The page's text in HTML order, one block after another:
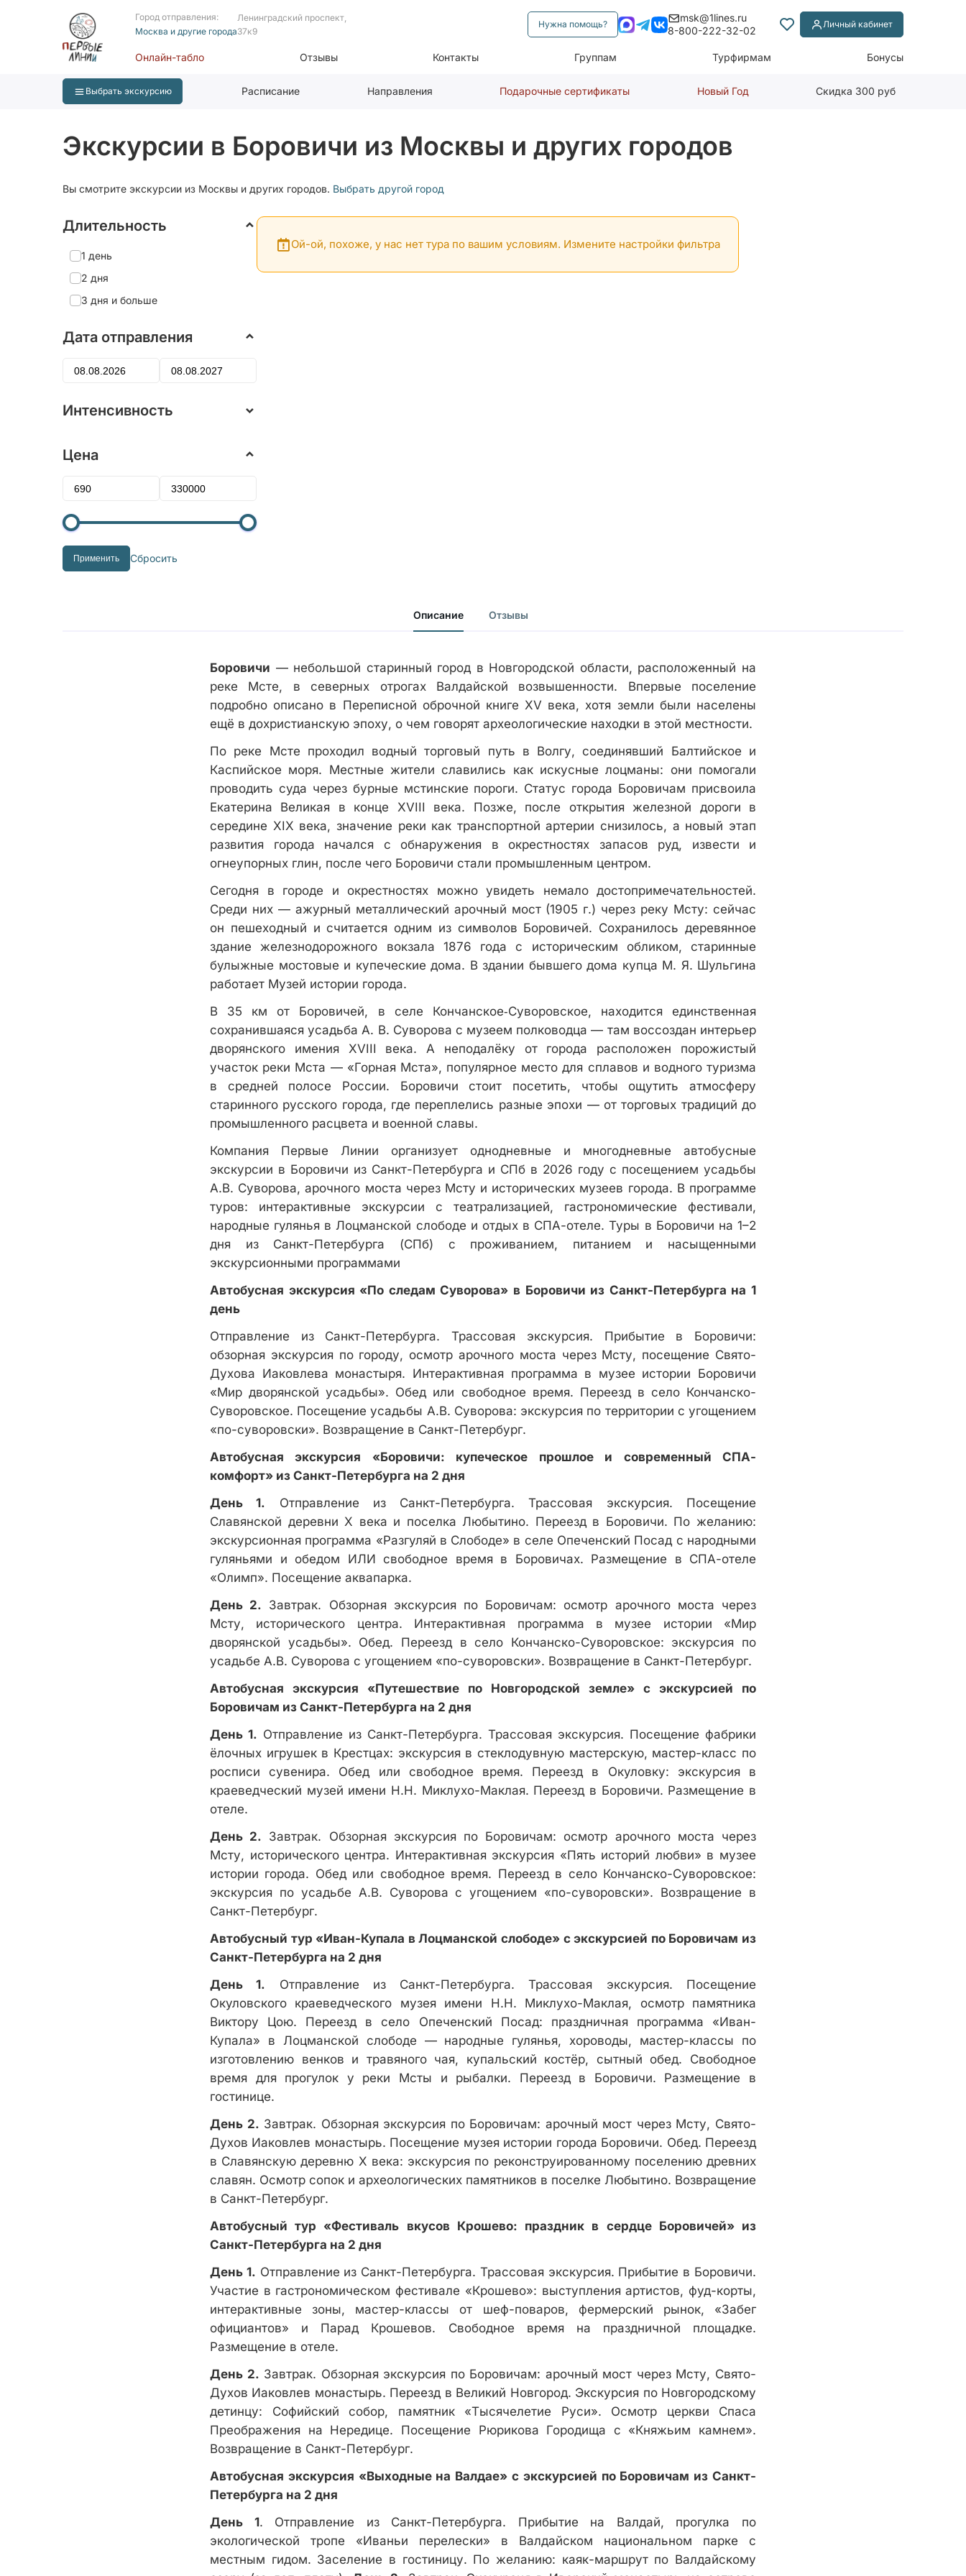
Город отправления:
Москва и другие города
Ленинградский проспект,
37к9
Нужна помощь?
msk@1lines.ru
8-800-222-32-02
Личный кабинет
Онлайн-табло Отзывы Контакты Группам Турфирмам Бонусы
Выбрать экскурсию Расписание Направления Подарочные сертификаты Новый Год Скидка 300 руб
Экскурсии в Боровичи из Москвы и других городов
Вы смотрите экскурсии из Москвы и других городов. Выбрать другой город
Длительность
1 день
2 дня
3 дня и больше
Дата отправления
Интенсивность
Цена
Применить Сбросить
Ой-ой, похоже, у нас нет тура по вашим условиям. Измените настройки фильтра
Описание Отзывы
Боровичи — небольшой старинный город в Новгородской области, расположенный на
реке Мсте, в северных отрогах Валдайской возвышенности. Впервые поселение
подробно описано в Переписной оброчной книге XV века, хотя земли были населены
ещё в дохристианскую эпоху, о чем говорят археологические находки в этой местности.
По реке Мсте проходил водный торговый путь в Волгу, соединявший Балтийское и
Каспийское моря. Местные жители славились как искусные лоцманы: они помогали
проводить суда через бурные мстинские пороги. Статус города Боровичам присвоила
Екатерина Великая в конце XVIII века. Позже, после открытия железной дороги в
середине XIX века, значение реки как транспортной артерии снизилось, а новый этап
развития города начался с обнаружения в окрестностях запасов руд, извести и
огнеупорных глин, после чего Боровичи стали промышленным центром.
Сегодня в городе и окрестностях можно увидеть немало достопримечательностей.
Среди них — ажурный металлический арочный мост (1905 г.) через реку Мсту: сейчас
он пешеходный и считается одним из символов Боровичей. Сохранилось деревянное
здание железнодорожного вокзала 1876 года с историческим обликом, старинные
булыжные мостовые и купеческие дома. В здании бывшего дома купца М. Я. Шульгина
работает Музей истории города.
В 35 км от Боровичей, в селе Кончанское‑Суворовское, находится единственная
сохранившаяся усадьба А. В. Суворова с музеем полководца — там воссоздан интерьер
дворянского имения XVIII века. А неподалёку от города расположен порожистый
участок реки Мста — «Горная Мста», популярное место для сплавов и водного туризма
в средней полосе России. Боровичи стоит посетить, чтобы ощутить атмосферу
старинного русского города, где переплелись разные эпохи — от торговых традиций до
промышленного расцвета и военной славы.
Компания Первые Линии организует однодневные и многодневные автобусные
экскурсии в Боровичи из Санкт-Петербурга и СПб в 2026 году с посещением усадьбы
А.В. Суворова, арочного моста через Мсту и исторических музеев города. В программе
туров: интерактивные экскурсии с театрализацией, гастрономические фестивали,
народные гулянья в Лоцманской слободе и отдых в СПА-отеле. Туры в Боровичи на 1–2
дня из Санкт-Петербурга (СПб) с проживанием, питанием и насыщенными
экскурсионными программами
Автобусная экскурсия «По следам Суворова» в Боровичи из Санкт-Петербурга на 1
день
Отправление из Санкт-Петербурга. Трассовая экскурсия. Прибытие в Боровичи:
обзорная экскурсия по городу, осмотр арочного моста через Мсту, посещение Свято-
Духова Иаковлева монастыря. Интерактивная программа в музее истории Боровичи
«Мир дворянской усадьбы». Обед или свободное время. Переезд в село Кончанско-
Суворовское. Посещение усадьбы А.В. Суворова: экскурсия по территории с угощением
«по-суворовски». Возвращение в Санкт-Петербург.
Автобусная экскурсия «Боровичи: купеческое прошлое и современный СПА-
комфорт» из Санкт-Петербурга на 2 дня
День 1. Отправление из Санкт-Петербурга. Трассовая экскурсия. Посещение
Славянской деревни X века и поселка Любытино. Переезд в Боровичи. По желанию:
экскурсионная программа «Разгуляй в Слободе» в селе Опеченский Посад с народными
гуляньями и обедом ИЛИ свободное время в Боровичах. Размещение в СПА-отеле
«Олимп». Посещение аквапарка.
День 2. Завтрак. Обзорная экскурсия по Боровичам: осмотр арочного моста через
Мсту, исторического центра. Интерактивная программа в музее истории «Мир
дворянской усадьбы». Обед. Переезд в село Кончанско-Суворовское: экскурсия по
усадьбе А.В. Суворова с угощением «по-суворовски». Возвращение в Санкт-Петербург.
Автобусная экскурсия «Путешествие по Новгородской земле» с экскурсией по
Боровичам из Санкт-Петербурга на 2 дня
День 1. Отправление из Санкт-Петербурга. Трассовая экскурсия. Посещение фабрики
ёлочных игрушек в Крестцах: экскурсия в стеклодувную мастерскую, мастер-класс по
росписи сувенира. Обед или свободное время. Переезд в Окуловку: экскурсия в
краеведческий музей имени Н.Н. Миклухо-Маклая. Переезд в Боровичи. Размещение в
отеле.
День 2. Завтрак. Обзорная экскурсия по Боровичам: осмотр арочного моста через
Мсту, исторического центра. Интерактивная экскурсия «Пять историй любви» в музее
истории города. Обед или свободное время. Переезд в село Кончанско-Суворовское:
экскурсия по усадьбе А.В. Суворова с угощением «по-суворовски». Возвращение в
Санкт-Петербург.
Автобусный тур «Иван-Купала в Лоцманской слободе» с экскурсией по Боровичам из
Санкт-Петербурга на 2 дня
День 1. Отправление из Санкт-Петербурга. Трассовая экскурсия. Посещение
Окуловского краеведческого музея имени Н.Н. Миклухо-Маклая, осмотр памятника
Виктору Цою. Переезд в село Опеченский Посад: праздничная программа «Иван-
Купала» в Лоцманской слободе — народные гулянья, хороводы, мастер-классы по
изготовлению венков и травяного чая, купальский костёр, сытный обед. Свободное
время для прогулок у реки Мсты и рыбалки. Переезд в Боровичи. Размещение в
гостинице.
День 2. Завтрак. Обзорная экскурсия по Боровичам: арочный мост через Мсту, Свято-
Духов Иаковлев монастырь. Посещение музея истории города Боровичи. Обед. Переезд
в Славянскую деревню X века: экскурсия по реконструированному поселению древних
славян. Осмотр сопок и археологических памятников в поселке Любытино. Возвращение
в Санкт-Петербург.
Автобусный тур «Фестиваль вкусов Крошево: праздник в сердце Боровичей» из
Санкт-Петербурга на 2 дня
День 1. Отправление из Санкт-Петербурга. Трассовая экскурсия. Прибытие в Боровичи.
Участие в гастрономическом фестивале «Крошево»: выступления артистов, фуд-корты,
интерактивные зоны, мастер-классы от шеф-поваров, фермерский рынок, «Забег
официантов» и Парад Крошевов. Свободное время на праздничной площадке.
Размещение в отеле.
День 2. Завтрак. Обзорная экскурсия по Боровичам: арочный мост через Мсту, Свято-
Духов Иаковлев монастырь. Переезд в Великий Новгород. Экскурсия по Новгородскому
детинцу: Софийский собор, памятник «Тысячелетие Руси». Осмотр церкви Спаса
Преображения на Нередице. Посещение Рюрикова Городища с «Княжьим камнем».
Возвращение в Санкт-Петербург.
Автобусная экскурсия «Выходные на Валдае» с экскурсией по Боровичам из Санкт-
Петербурга на 2 дня
День 1. Отправление из Санкт-Петербурга. Прибытие на Валдай, прогулка по
экологической тропе «Иваньи перелески» в Валдайском национальном парке с
местным гидом. Заселение в гостиницу. По желанию: каяк-маршрут по Валдайскому